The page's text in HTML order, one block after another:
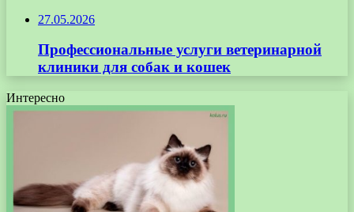
27.05.2026
Профессиональные услуги ветеринарной
клиники для собак и кошек
Интересно